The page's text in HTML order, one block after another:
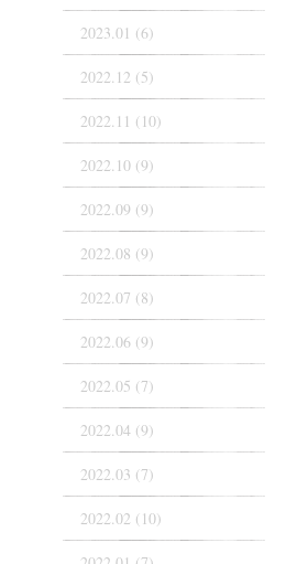
2023.01 (6)
2022.12 (5)
2022.11 (10)
2022.10 (9)
2022.09 (9)
2022.08 (9)
2022.07 (8)
2022.06 (9)
2022.05 (7)
2022.04 (9)
2022.03 (7)
2022.02 (10)